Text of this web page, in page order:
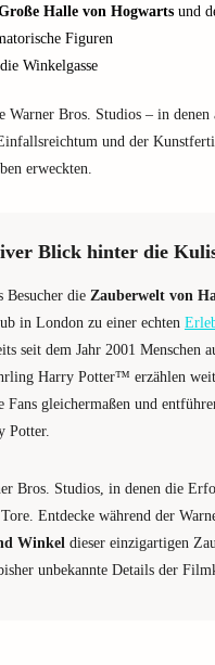
Halle von Hogwarts und
Figuren
Winkelgasse
Warner Bros. Studios – in
und der
erweckten.
Blick hinter die
Besucher die Zauberwelt von
in London zu einer echten
seit dem Jahr 2001
Harry Potter™ erzählen
Fans gleichermaßen und
Potter.
Bros. Studios, in denen die
Entdecke während der
Winkel dieser einzigartigen
unbekannte Details der